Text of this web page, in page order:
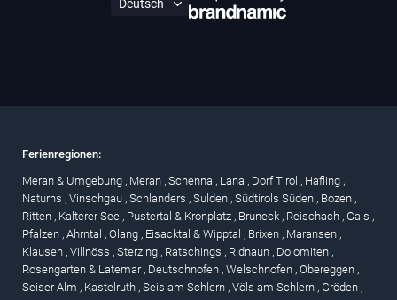
Ferienregionen:
Meran & Umgebung , Meran , Schenna , Lana , Dorf Tirol , Hafling ,
Naturns , Vinschgau , Schlanders , Sulden , Südtirols Süden , Bozen ,
Ritten , Kalterer See , Pustertal & Kronplatz , Bruneck , Reischach , Gais ,
Pfalzen , Ahrntal , Olang , Eisacktal & Wipptal , Brixen , Maransen ,
Klausen , Villnöss , Sterzing , Ratschings , Ridnaun , Dolomiten ,
Rosengarten & Latemar , Deutschnofen , Welschnofen , Obereggen ,
Seiser Alm , Kastelruth , Seis am Schlern , Völs am Schlern , Gröden ,